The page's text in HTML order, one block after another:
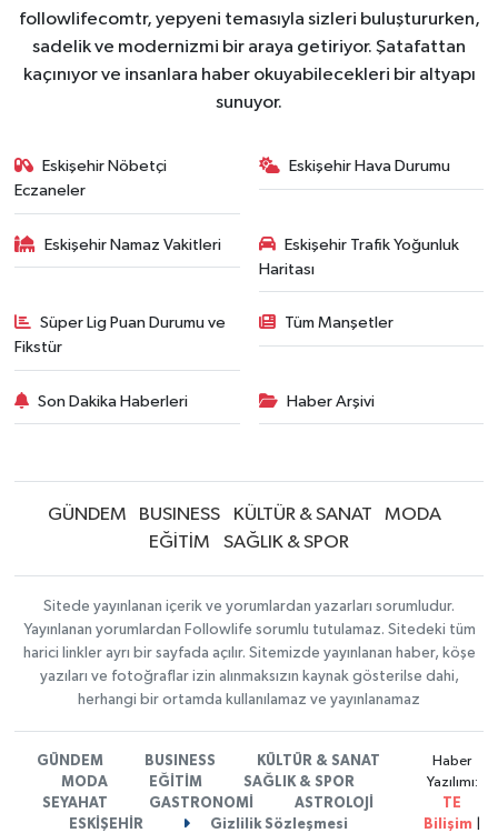
followlifecomtr, yepyeni temasıyla sizleri buluştururken,
sadelik ve modernizmi bir araya getiriyor. Şatafattan
kaçınıyor ve insanlara haber okuyabilecekleri bir altyapı
sunuyor.
Eskişehir Nöbetçi
Eczaneler
Eskişehir Hava Durumu
Eskişehir Namaz Vakitleri
Eskişehir Trafik Yoğunluk
Haritası
Süper Lig Puan Durumu ve
Fikstür
Tüm Manşetler
Son Dakika Haberleri Haber Arşivi
GÜNDEM BUSINESS KÜLTÜR & SANAT
MODA
EĞİTİM
SAĞLIK & SPOR
Sitede yayınlanan içerik ve yorumlardan yazarları sorumludur.
Yayınlanan yorumlardan Followlife sorumlu tutulamaz. Sitedeki tüm
harici linkler ayrı bir sayfada açılır. Sitemizde yayınlanan haber, köşe
yazıları ve fotoğraflar izin alınmaksızın kaynak gösterilse dahi,
herhangi bir ortamda kullanılamaz ve yayınlanamaz
GÜNDEM BUSINESS
KÜLTÜR & SANAT
MODA
EĞİTİM
SAĞLIK & SPOR
SEYAHAT
GASTRONOMİ
ASTROLOJİ
ESKİŞEHİR
Gizlilik Sözleşmesi
Haber
Yazılımı:
TE
Bilişim